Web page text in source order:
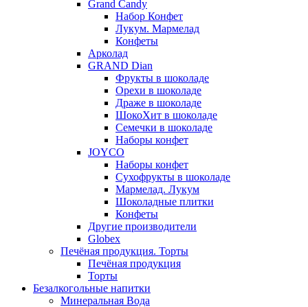
Grand Candy
Набор Конфет
Лукум. Мармелад
Конфеты
Арколад
GRAND Dian
Фрукты в шоколаде
Орехи в шоколаде
Драже в шоколаде
ШокоХит в шоколаде
Семечки в шоколаде
Наборы конфет
JOYCO
Наборы конфет
Сухофрукты в шоколаде
Мармелад. Лукум
Шоколадные плитки
Конфеты
Другие производители
Globex
Печёная продукция. Торты
Печёная продукция
Торты
Безалкогольные напитки
Минеральная Вода